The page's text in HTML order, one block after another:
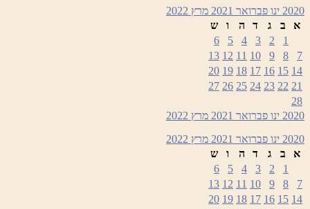
2020 ינו פברואר 2021 מרץ 2022
א
ב ג ד ה ו
ש
1
2
3
4
5
6
7
8
9
10
11
12
13
14
15
16
17
18
19
20
21
22
23
24
25
26
27
28
2020 ינו פברואר 2021 מרץ 2022
2020 ינו פברואר 2021 מרץ 2022
א
ב ג ד ה ו
ש
1
2
3
4
5
6
7
8
9
10
11
12
13
14
15
16
17
18
19
20